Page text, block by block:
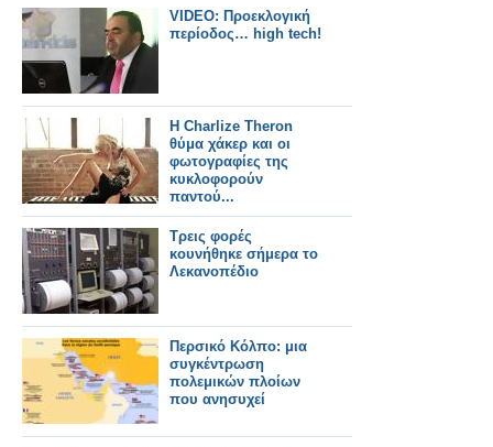
VIDEO: Προεκλογική
περίοδος… high tech!
Η Charlize Theron
θύμα χάκερ και οι
φωτογραφίες της
κυκλοφορούν
παντού...
Τρεις φορές
κουνήθηκε σήμερα το
Λεκανοπέδιο
Περσικό Κόλπο: μια
συγκέντρωση
πολεμικών πλοίων
που ανησυχεί